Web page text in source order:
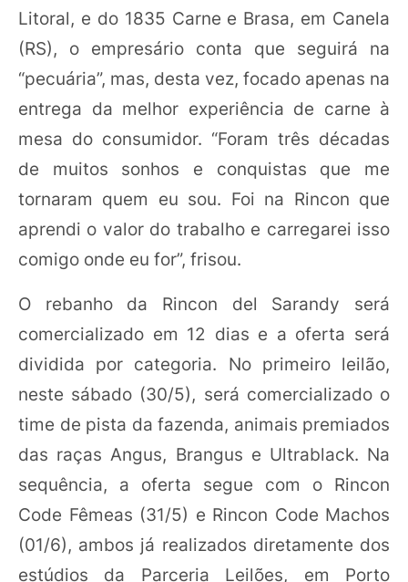
Litoral, e do 1835 Carne e Brasa, em Canela
(RS), o empresário conta que seguirá na
“pecuária”, mas, desta vez, focado apenas na
entrega da melhor experiência de carne à
mesa do consumidor. “Foram três décadas
de muitos sonhos e conquistas que me
tornaram quem eu sou. Foi na Rincon que
aprendi o valor do trabalho e carregarei isso
comigo onde eu for”, frisou.
O rebanho da Rincon del Sarandy será
comercializado em 12 dias e a oferta será
dividida por categoria. No primeiro leilão,
neste sábado (30/5), será comercializado o
time de pista da fazenda, animais premiados
das raças Angus, Brangus e Ultrablack. Na
sequência, a oferta segue com o Rincon
Code Fêmeas (31/5) e Rincon Code Machos
(01/6), ambos já realizados diretamente dos
estúdios da Parceria Leilões, em Porto